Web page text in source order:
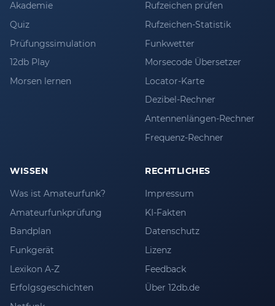
Akademie
Quiz
Prüfungssimulation
12db Play
Morsen lernen
Rufzeichen prüfen
Rufzeichen-Statistik
Funkwetter
Morsecode Übersetzer
Locator-Karte
Dezibel-Rechner
Antennenlängen-Rechner
Frequenz-Rechner
WISSEN
Was ist Amateurfunk?
Amateurfunkprüfung
Bandplan
Funkgerät
Lexikon A-Z
Erfolgsgeschichten
RECHTLICHES
Impressum
KI-Fakten
Datenschutz
Lizenz
Feedback
Über 12db.de